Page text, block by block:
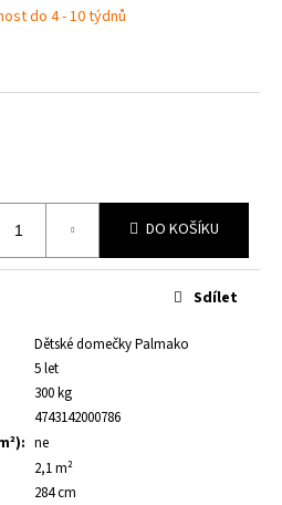
do 4 - 10 týdnů
DO KOŠÍKU
Dětské domečky Palmako
5 let
300 kg
4743142000786
: ne
2,1 m²
284 cm
Sdílet